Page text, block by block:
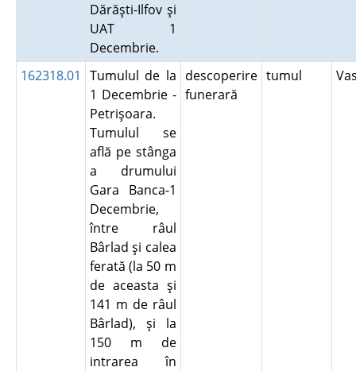
Dărăşti-Ilfov şi
UAT 1
Decembrie.
162318.01
Tumulul de la
1 Decembrie -
Petrişoara.
Tumulul se
află pe stânga
a drumului
Gara Banca-1
Decembrie,
între râul
Bârlad şi calea
ferată (la 50 m
de aceasta şi
141 m de râul
Bârlad), şi la
150 m de
intrarea în
descoperire
funerară
tumul